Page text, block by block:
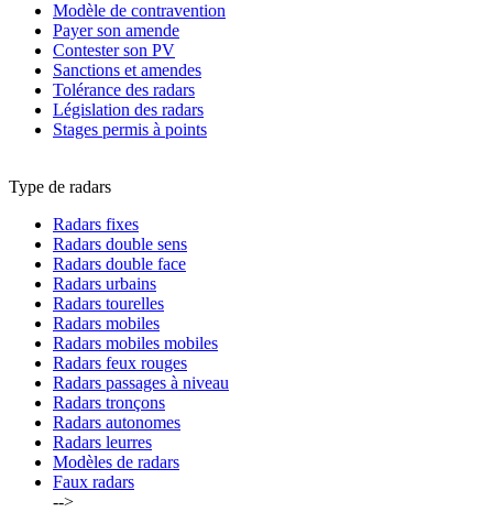
Modèle de contravention
Payer son amende
Contester son PV
Sanctions et amendes
Tolérance des radars
Législation des radars
Stages permis à points
Type de radars
Radars fixes
Radars double sens
Radars double face
Radars urbains
Radars tourelles
Radars mobiles
Radars mobiles mobiles
Radars feux rouges
Radars passages à niveau
Radars tronçons
Radars autonomes
Radars leurres
Modèles de radars
Faux radars
-->